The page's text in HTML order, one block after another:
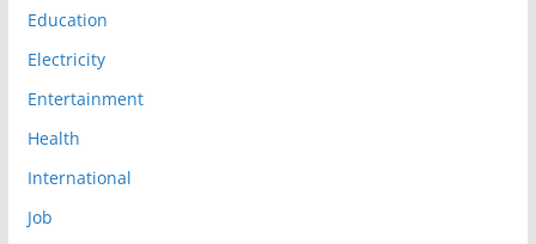
Education
Electricity
Entertainment
Health
International
Job